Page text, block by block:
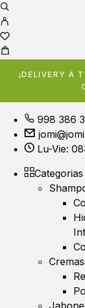
¡DELIVERY A
998 386
Lu-Vie:
Categorias